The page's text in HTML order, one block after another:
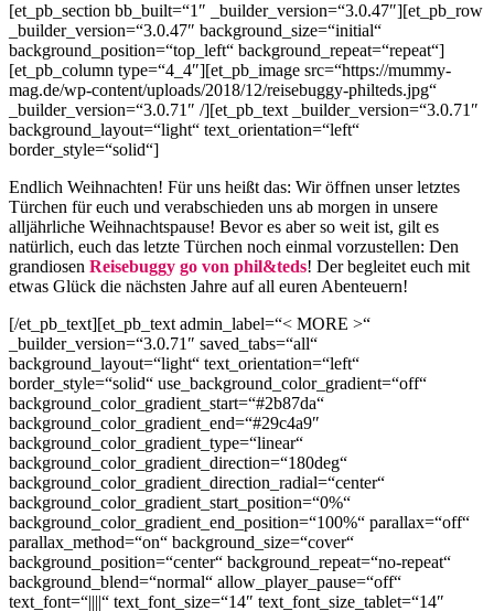
[et_pb_section bb_built=“1″ _builder_version=“3.0.47″][et_pb_row
_builder_version=“3.0.47″ background_size=“initial“
background_position=“top_left“ background_repeat=“repeat“]
[et_pb_column type=“4_4″][et_pb_image src=“https://mummy-
mag.de/wp-content/uploads/2018/12/reisebuggy-philteds.jpg“
_builder_version=“3.0.71″ /][et_pb_text _builder_version=“3.0.71″
background_layout=“light“ text_orientation=“left“
border_style=“solid“]
Endlich Weihnachten! Für uns heißt das: Wir öffnen unser letztes
Türchen für euch und verabschieden uns ab morgen in unsere
alljährliche Weihnachtspause! Bevor es aber so weit ist, gilt es
natürlich, euch das letzte Türchen noch einmal vorzustellen: Den
grandiosen Reisebuggy go von phil&teds! Der begleitet euch mit
etwas Glück die nächsten Jahre auf all euren Abenteuern!
[/et_pb_text][et_pb_text admin_label=“< MORE >“
_builder_version=“3.0.71″ saved_tabs=“all“
background_layout=“light“ text_orientation=“left“
border_style=“solid“ use_background_color_gradient=“off“
background_color_gradient_start=“#2b87da“
background_color_gradient_end=“#29c4a9″
background_color_gradient_type=“linear“
background_color_gradient_direction=“180deg“
background_color_gradient_direction_radial=“center“
background_color_gradient_start_position=“0%“
background_color_gradient_end_position=“100%“ parallax=“off“
parallax_method=“on“ background_size=“cover“
background_position=“center“ background_repeat=“no-repeat“
background_blend=“normal“ allow_player_pause=“off“
text_font=“||||“ text_font_size=“14″ text_font_size_tablet=“14″